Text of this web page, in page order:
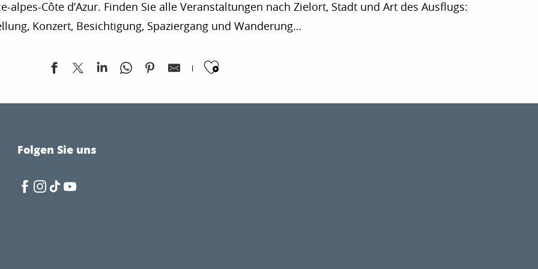
Côte d’Azur. Finden Sie alle Veranstaltungen nach Zielort, Stadt und Art des Ausflugs:
Konzert, Besichtigung, Spaziergang und Wanderung…
Ajouter aux favoris
Johnny et Sardou"
Folgen Sie uns